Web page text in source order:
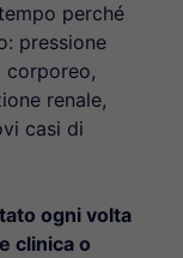
perché
pressione
corporeo,
renale,
casi di
ogni volta
clinica o